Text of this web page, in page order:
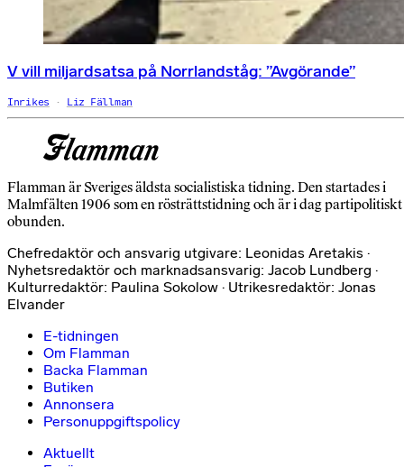
V vill miljardsatsa på Norrlandståg: ”Avgörande”
Inrikes Liz Fällman
Flamman är Sveriges äldsta socialistiska tidning. Den startades i
Malmfälten 1906 som en rösträttstidning och är i dag partipolitiskt
obunden.
Chefredaktör och ansvarig utgivare: Leonidas Aretakis ·
Nyhetsredaktör och marknadsansvarig: Jacob Lundberg ·
Kulturredaktör: Paulina Sokolow · Utrikesredaktör: Jonas
Elvander
E-tidningen
Om Flamman
Backa Flamman
Butiken
Annonsera
Personuppgiftspolicy
Aktuellt